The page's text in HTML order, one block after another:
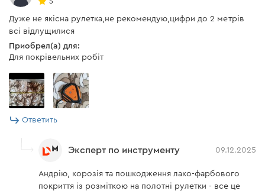
Дуже не якісна рулетка,не рекомендую,цифри до 2 метрів
всі відлущилися
Приобрел(а) для:
Для покрівельних робіт
Ответить
Эксперт по инструменту 09.12.2025
Андрію, корозія та пошкодження лако-фарбового
покриття із розміткою на полотні рулетки - все це